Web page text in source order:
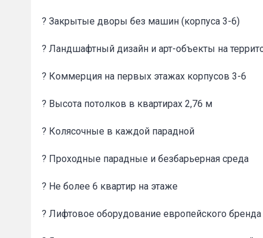
? Закрытые дворы без машин (корпуса 3-6)
? Ландшафтный дизайн и арт-объекты на
? Коммерция на первых этажах корпусов 3-6
? Высота потолков в квартирах 2,76 м
? Колясочные в каждой парадной
? Проходные парадные и безбарьерная среда
? Не более 6 квартир на этаже
? Лифтовое оборудование европейского бренда